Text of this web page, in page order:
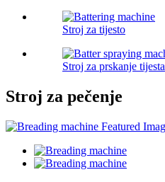
Stroj za tijesto
Stroj za prskanje tijesta
Stroj za pečenje